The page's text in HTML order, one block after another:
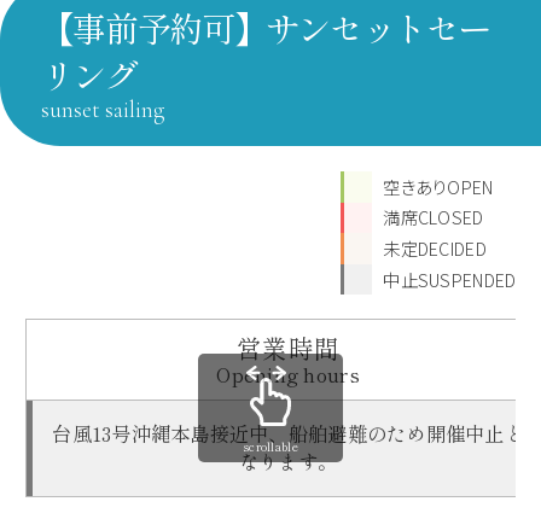
【事前予約可】サンセットセー
リング
sunset sailing
空きありOPEN
満席CLOSED
未定DECIDED
中止SUSPENDED
営業時間
Opening hours
台風13号沖縄本島接近中、船舶避難のため開催中止と
なります。
scrollable